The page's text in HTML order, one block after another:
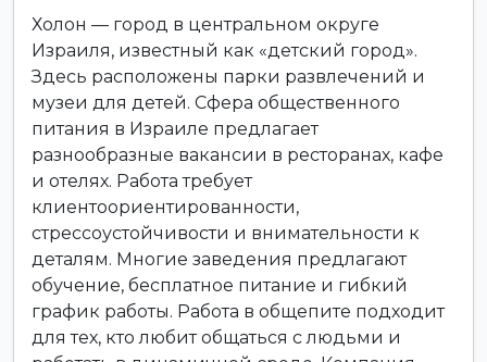
Холон — город в центральном округе
Израиля, известный как «детский город».
Здесь расположены парки развлечений и
музеи для детей. Сфера общественного
питания в Израиле предлагает
разнообразные вакансии в ресторанах, кафе
и отелях. Работа требует
клиентоориентированности,
стрессоустойчивости и внимательности к
деталям. Многие заведения предлагают
обучение, бесплатное питание и гибкий
график работы. Работа в общепите подходит
для тех, кто любит общаться с людьми и